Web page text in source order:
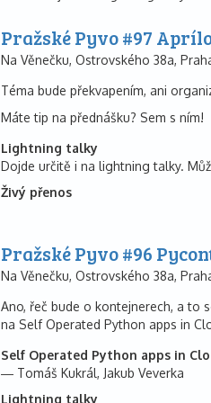
Pražské Pyvo #97
Na Věnečku, Ostrovského 38a,
Téma bude překvapením, ani
Máte tip na přednášku? Sem s ním!
Lightning talky
Dojde určitě i na lightning talky.
Živý přenos
Pražské Pyvo #96
Na Věnečku, Ostrovského 38a,
Ano, řeč bude o kontejnerech, a to
na Self Operated Python apps in
Self Operated Python apps in
Tomáš Kukrál Jakub Veverka
Lightning talky